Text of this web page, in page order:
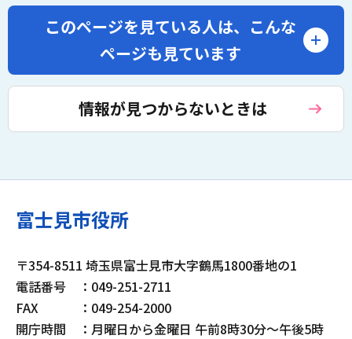
このページを見ている人は、 こんな
ページも見ています
情報が見つからないときは
富士見市役所
〒354-8511 埼玉県富士見市大字鶴馬1800番地の1
電話番号
：049-251-2711
FAX
：049-254-2000
開庁時間
：月曜日から金曜日 午前8時30分～午後5時